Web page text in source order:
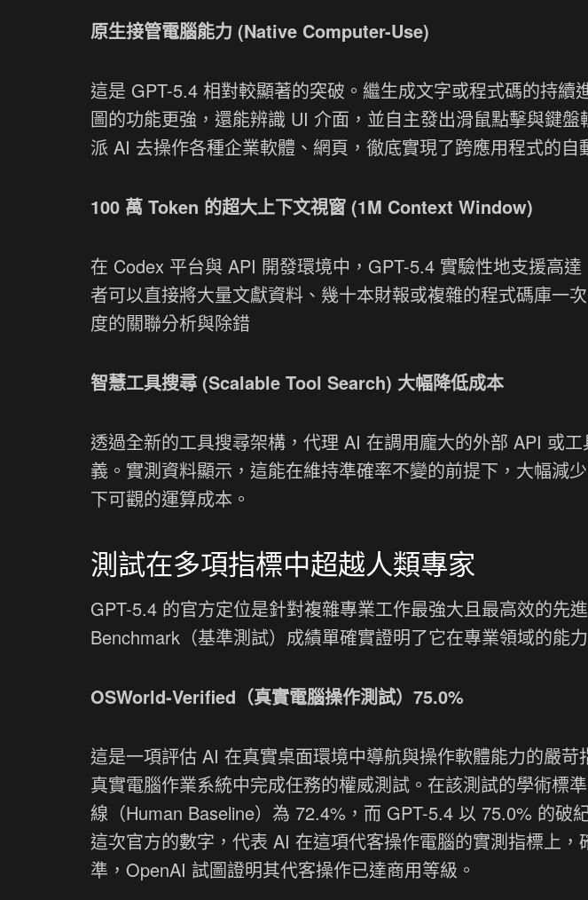
原生接管電腦能力 (Native Computer-Use)
這是 GPT-5.4 相對較顯著的突破。繼生成文字或程式碼的持續
圖的功能更強，還能辨識 UI 介面，並自主發出滑鼠點擊與鍵
派 AI 去操作各種企業軟體、網頁，徹底實現了跨應用程式的自
100 萬 Token 的超大上下文視窗 (1M Context Window)
在 Codex 平台與 API 開發環境中，GPT-5.4 實驗性地支援高
者可以直接將大量文獻資料、幾十本財報或複雜的程式碼庫一
度的關聯分析與除錯
智慧工具搜尋 (Scalable Tool Search) 大幅降低成本
透過全新的工具搜尋架構，代理 AI 在調用龐大的外部 API 或
義。實測資料顯示，這能在維持準確率不變的前提下，大幅減
下可觀的運算成本。
測試在多項指標中超越人類專家
GPT-5.4 的官方定位是針對複雜專業工作最強大且最高效的先
Benchmark（基準測試）成績單確實證明了它在專業領域的能力
OSWorld-Verified（真實電腦操作測試）75.0%
這是一項評估 AI 在真實桌面環境中導航與操作軟體能力的嚴
真實電腦作業系統中完成任務的權威測試。在該測試的學術標
線（Human Baseline）為 72.4%，而 GPT-5.4 以 75.0% 的破
這次官方的數字，代表 AI 在這項代客操作電腦的實測指標上
準，OpenAI 試圖證明其代客操作已達商用等級。